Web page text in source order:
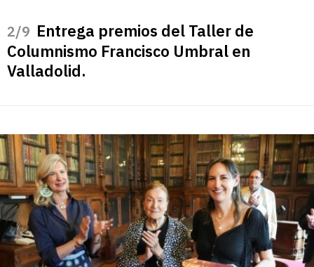
/9 Entrega premios del Taller de
Columnismo Francisco Umbral en
Valladolid.